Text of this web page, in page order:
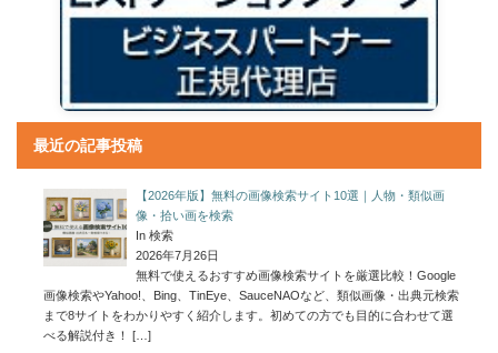
最近の記事投稿
【2026年版】無料の画像検索サイト10選｜人物・類似画
像・拾い画を検索
In 検索
2026年7月26日
無料で使えるおすすめ画像検索サイトを厳選比較！Google
画像検索やYahoo!、Bing、TinEye、SauceNAOなど、類似画像・出典元検索
まで8サイトをわかりやすく紹介します。初めての方でも目的に合わせて選
べる解説付き！
[…]